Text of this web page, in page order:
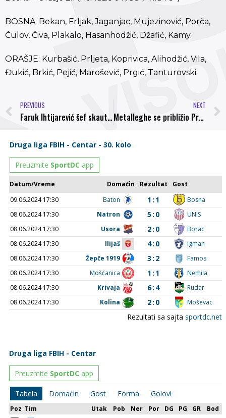
BOSNA: Bekan, Frljak, Jaganjac, Mujezinović, Porča,
Čulov, Čiva, Plakalo, Hasanhodžić, Džafić, Kamy.
ORAŠJE: Kurbašić, Prljeta, Koprivica, Alihodžić, Vila,
Đukić, Brkić, Pejić, Marošević, Prgić, Tanturovski.
PREVIOUS
Faruk Ihtijarević šef skauting odjela FK Sarajevo
NEXT
Metalleghe se približio Premijer ligi, Vojvodić debitovao pobjedom